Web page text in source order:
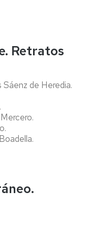
Retratos
de Heredia.